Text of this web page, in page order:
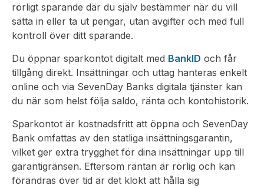
rörligt sparande där du själv bestämmer när du vill
sätta in eller ta ut pengar, utan avgifter och med full
kontroll över ditt sparande.
Du öppnar sparkontot digitalt med BankID och får
tillgång direkt. Insättningar och uttag hanteras enkelt
online och via SevenDay Banks digitala tjänster kan
du när som helst följa saldo, ränta och kontohistorik.
Sparkontot är kostnadsfritt att öppna och SevenDay
Bank omfattas av den statliga insättningsgarantin,
vilket ger extra trygghet för dina insättningar upp till
garantigränsen. Eftersom räntan är rörlig och kan
förändras över tid är det klokt att hålla sig